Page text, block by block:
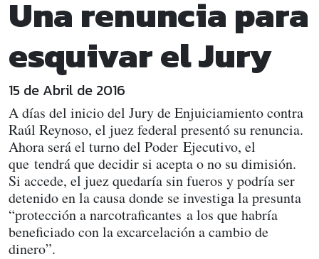
Una renuncia para
esquivar el Jury
15 de Abril de 2016
A días del inicio del Jury de Enjuiciamiento contra
Raúl Reynoso, el juez federal presentó su renuncia.
Ahora será el turno del Poder Ejecutivo, el
que tendrá que decidir si acepta o no su dimisión.
Si accede, el juez quedaría sin fueros y podría ser
detenido en la causa donde se investiga la presunta
“protección a narcotraficantes a los que habría
beneficiado con la excarcelación a cambio de
dinero”.